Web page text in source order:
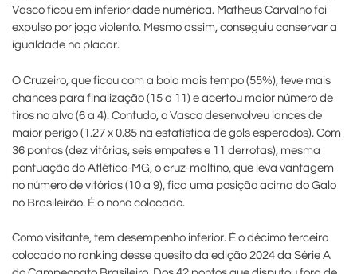
Vasco ficou em inferioridade numérica. Matheus Carvalho foi
expulso por jogo violento. Mesmo assim, conseguiu conservar a
igualdade no placar.
O Cruzeiro, que ficou com a bola mais tempo (55%), teve mais
chances para finalização (15 a 11) e acertou maior número de
tiros no alvo (6 a 4). Contudo, o Vasco desenvolveu lances de
maior perigo (1.27 x 0.85 na estatística de gols esperados). Com
36 pontos (dez vitórias, seis empates e 11 derrotas), mesma
pontuação do Atlético-MG, o cruz-maltino, que leva vantagem
no número de vitórias (10 a 9), fica uma posição acima do Galo
no Brasileirão. É o nono colocado.
Como visitante, tem desempenho inferior. É o décimo terceiro
colocado no ranking desse quesito da edição 2024 da Série A